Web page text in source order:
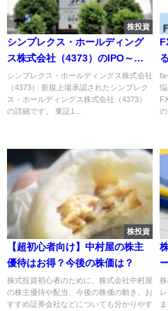
株投資
シンプレクス・ホールディング
ス株式会社（4373）のIPO～初
値予想と新規上場情報～
シンプレクス・ホールディングス株式会社
（4373） 新規上場承認されたシンプレク
ス・ホールディングス株式会社（4373）
の詳細です。 東証1...
の
株投資
【超初心者向け】中村屋の株主
優待はお得？今後の株価は？
株式投資初心者のために、株式会社中村屋
の株主優待や配当、今後の株価の動き、お
すすめ証券会社などについても分かりやす